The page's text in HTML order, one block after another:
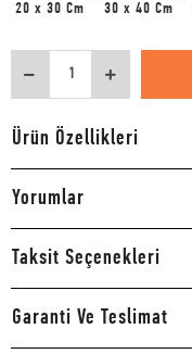
20 x 30 Cm 30 x 40 Cm
Ürün Özellikleri
Yorumlar
Taksit Seçenekleri
Garanti Ve Teslimat